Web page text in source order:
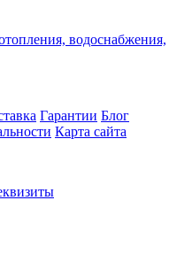
водоснабжения,
Гарантии Блог
Карта сайта